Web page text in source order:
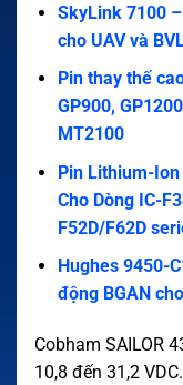
SkyLink 7100
cho UAV và
Pin thay thế
GP900,
MT2100
Pin Lithium-
Cho Dòng IC-
F52D/F62D
Hughes 9450-
động BGAN
Cobham SAILOR
10,8 đến 31,2